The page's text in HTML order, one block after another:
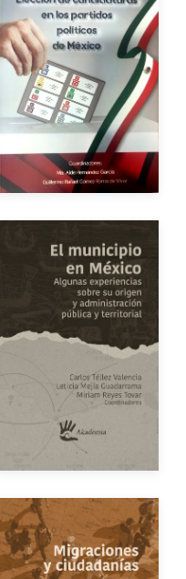
Autores
Año de edición
Impreso $300.00
Autores
Año de edición
Autores